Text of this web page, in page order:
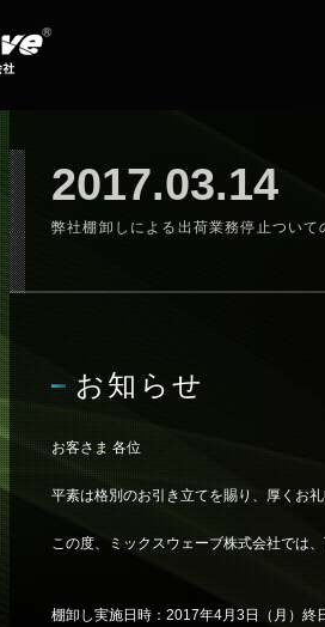
2017.03.14
弊社棚卸しによる出荷業務停止ついて
お知らせ
お客さま 各位
平素は格別のお引き立てを賜り、厚くお礼
この度、ミックスウェーブ株式会社では
棚卸し実施日時：2017年4月3日（月）終